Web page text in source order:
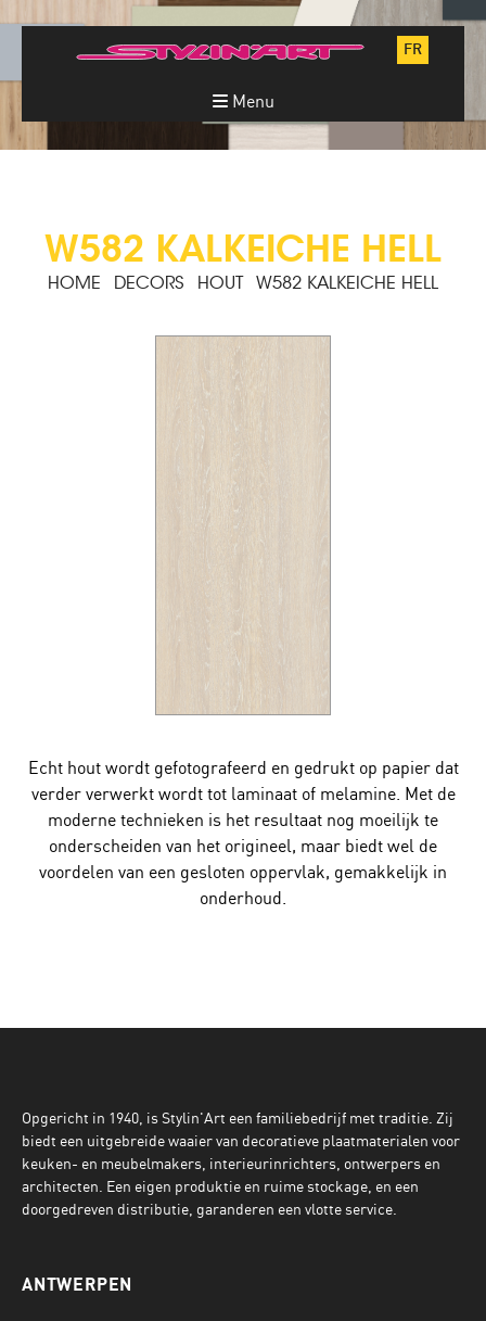
FR
Menu
W582 KALKEICHE HELL
HOME DECORS HOUT W582 KALKEICHE HELL
Echt hout wordt gefotografeerd en gedrukt op papier dat
verder verwerkt wordt tot laminaat of melamine. Met de
moderne technieken is het resultaat nog moeilijk te
onderscheiden van het origineel, maar biedt wel de
voordelen van een gesloten oppervlak, gemakkelijk in
onderhoud.
Opgericht in 1940, is Stylin'Art een familiebedrijf met traditie. Zij
biedt een uitgebreide waaier van decoratieve plaatmaterialen voor
keuken- en meubelmakers, interieurinrichters, ontwerpers en
architecten. Een eigen produktie en ruime stockage, en een
doorgedreven distributie, garanderen een vlotte service.
ANTWERPEN